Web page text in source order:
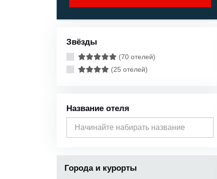
Звёзды
(70 отелей)
(25 отелей)
Название отеля
Города и курорты